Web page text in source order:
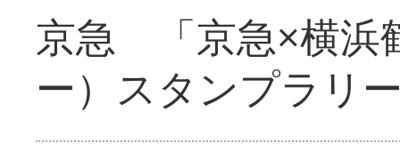
京急 「京急×横浜
ー）スタンプラリ